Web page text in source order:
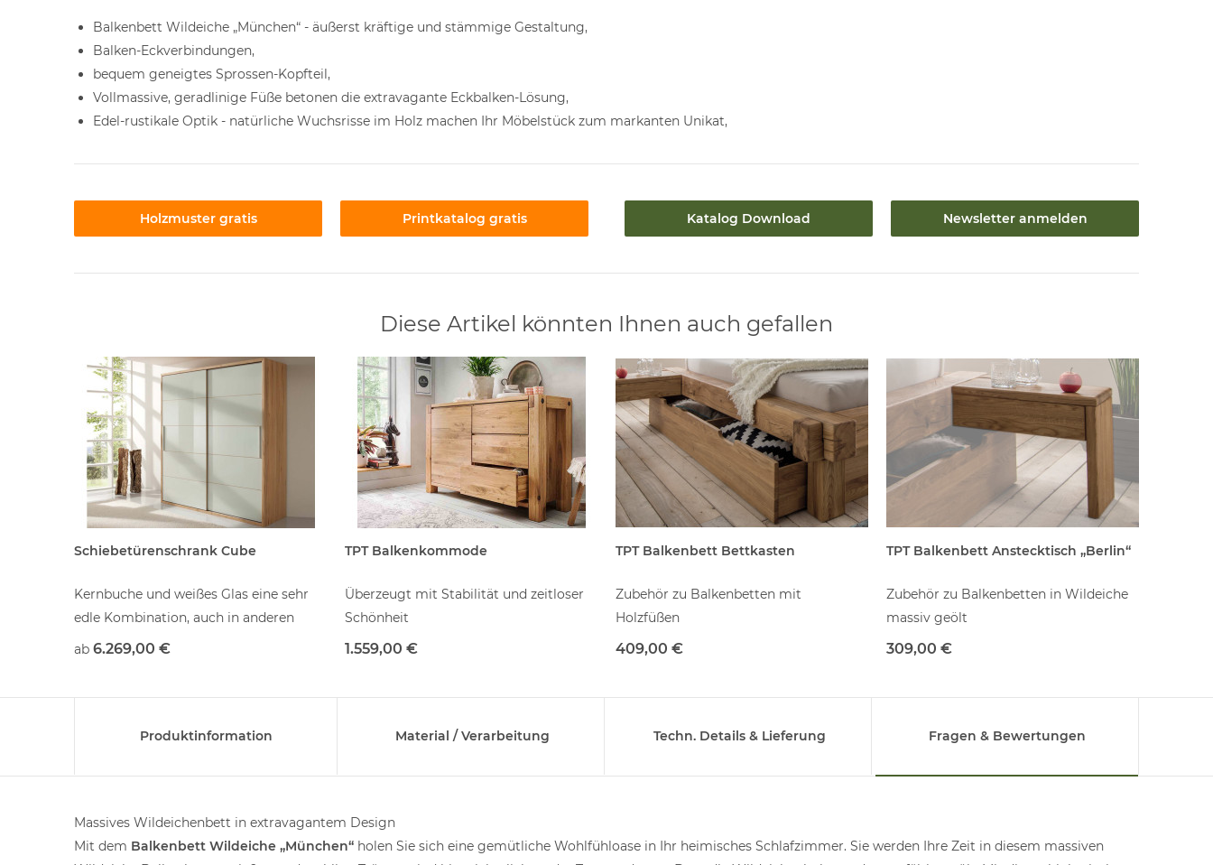
Balkenbett Wildeiche „München“ - äußerst kräftige und stämmige Gestaltung,
Balken-Eckverbindungen,
bequem geneigtes Sprossen-Kopfteil,
Vollmassive, geradlinige Füße betonen die extravagante Eckbalken-Lösung,
Edel-rustikale Optik - natürliche Wuchsrisse im Holz machen Ihr Möbelstück zum markanten Unikat,
Holzmuster gratis Printkatalog gratis Katalog Download Newsletter anmelden
Diese Artikel könnten Ihnen auch gefallen
Schiebetürenschrank Cube
Kernbuche und weißes Glas eine sehr
edle Kombination, auch in anderen
Holzarten erhältlich
ab 6.269,00 €
TPT Balkenkommode
Überzeugt mit Stabilität und zeitloser
Schönheit
1.559,00 €
TPT Balkenbett Bettkasten
Zubehör zu Balkenbetten mit
Holzfüßen
409,00 €
TPT Balkenbett Anstecktisch „Berlin“
Zubehör zu Balkenbetten in Wildeiche
massiv geölt
309,00 €
Produktinformation Material / Verarbeitung Techn. Details & Lieferung Fragen & Bewertungen
Massives Wildeichenbett in extravagantem Design
Mit dem Balkenbett Wildeiche „München“ holen Sie sich eine gemütliche Wohlfühloase in Ihr heimisches Schlafzimmer. Sie werden Ihre Zeit in diesem massiven